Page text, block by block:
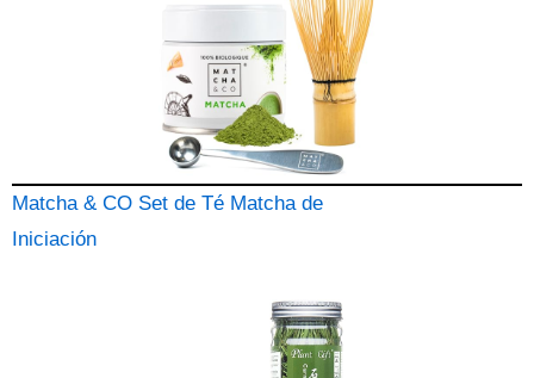
Matcha & CO Set de Té Matcha de
Iniciación